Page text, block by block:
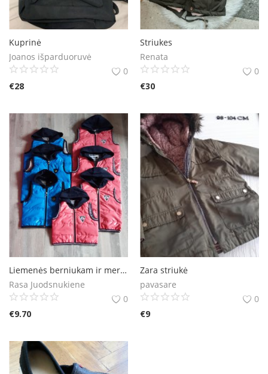
Kuprinė
Joanos išparduoruvė
0
€28
Striukes
Renata
0
€30
Liemenės berniukam ir mergaitėm
Rasa Juodsnukiene
0
€9.70
Zara striukė
pavasare
0
€9